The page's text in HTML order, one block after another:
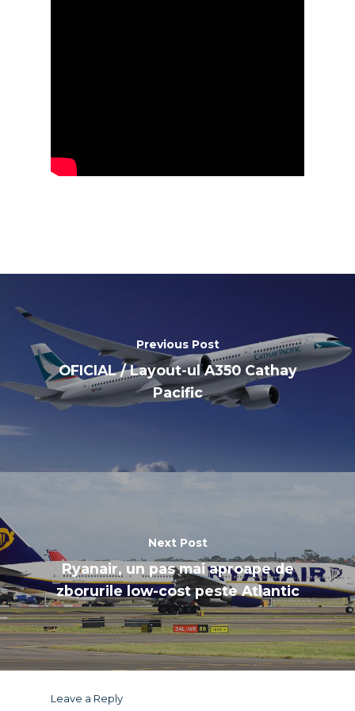
Previous Post
OFICIAL / Layout-ul A350 Cathay
Pacific
Next Post
Ryanair, un pas mai aproape de
zborurile low-cost peste Atlantic
Leave a Reply